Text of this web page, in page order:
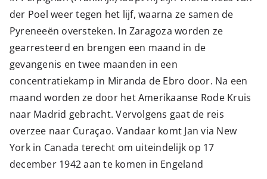
der Poel weer tegen het lijf, waarna ze samen de
Pyreneeën oversteken. In Zaragoza worden ze
gearresteerd en brengen een maand in de
gevangenis en twee maanden in een
concentratiekamp in Miranda de Ebro door. Na een
maand worden ze door het Amerikaanse Rode Kruis
naar Madrid gebracht. Vervolgens gaat de reis
overzee naar Curaçao. Vandaar komt Jan via New
York in Canada terecht om uiteindelijk op 17
december 1942 aan te komen in Engeland